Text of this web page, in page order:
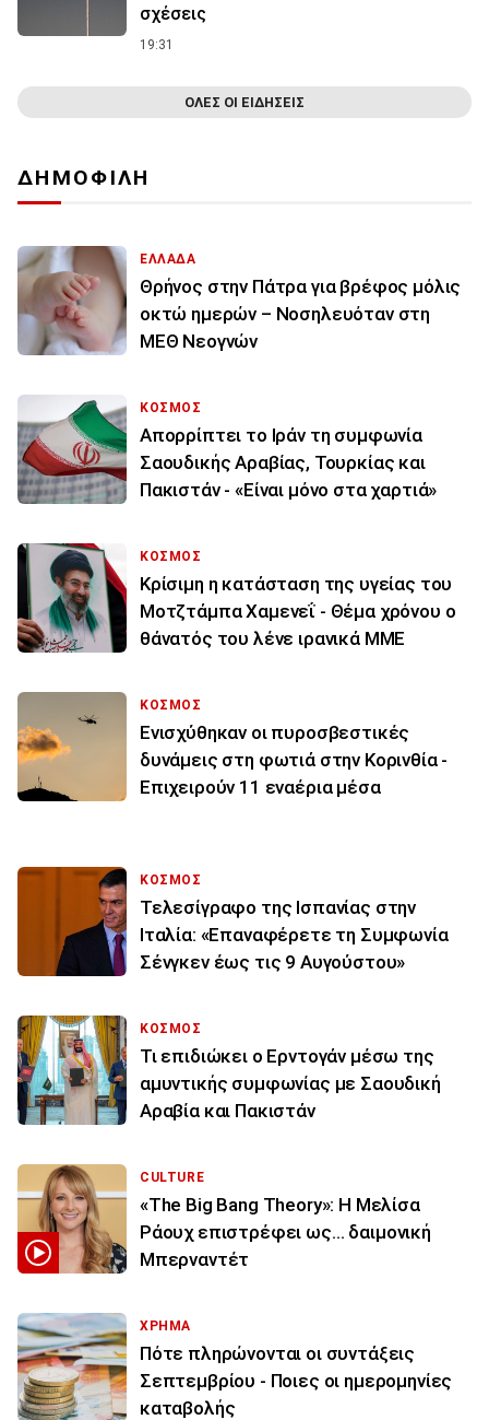
σχέσεις
19:31
ΟΛΕΣ ΟΙ ΕΙΔΗΣΕΙΣ
ΔΗΜΟΦΙΛΗ
ΕΛΛΑΔΑ
Θρήνος στην Πάτρα για βρέφος μόλις
οκτώ ημερών – Νοσηλευόταν στη
ΜΕΘ Νεογνών
ΚΟΣΜΟΣ
Απορρίπτει το Ιράν τη συμφωνία
Σαουδικής Αραβίας, Τουρκίας και
Πακιστάν - «Είναι μόνο στα χαρτιά»
ΚΟΣΜΟΣ
Κρίσιμη η κατάσταση της υγείας του
Μοτζτάμπα Χαμενεΐ - Θέμα χρόνου ο
θάνατός του λένε ιρανικά ΜΜΕ
ΚΟΣΜΟΣ
Ενισχύθηκαν οι πυροσβεστικές
δυνάμεις στη φωτιά στην Κορινθία -
Επιχειρούν 11 εναέρια μέσα
ΚΟΣΜΟΣ
Τελεσίγραφο της Ισπανίας στην
Ιταλία: «Επαναφέρετε τη Συμφωνία
Σένγκεν έως τις 9 Αυγούστου»
ΚΟΣΜΟΣ
Τι επιδιώκει ο Ερντογάν μέσω της
αμυντικής συμφωνίας με Σαουδική
Αραβία και Πακιστάν
CULTURE
«The Big Bang Theory»: Η Μελίσα
Ράουχ επιστρέφει ως… δαιμονική
Μπερναντέτ
ΧΡΗΜΑ
Πότε πληρώνονται οι συντάξεις
Σεπτεμβρίου - Ποιες οι ημερομηνίες
καταβολής